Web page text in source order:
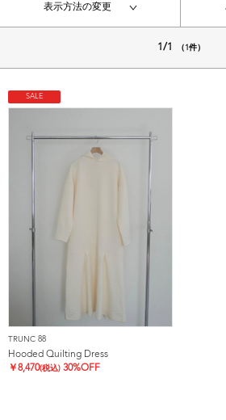
表示方法の変更
1/1 （1件）
SALE
TRUNC 88
Hooded Quilting Dress
￥8,470(税込) 30%OFF